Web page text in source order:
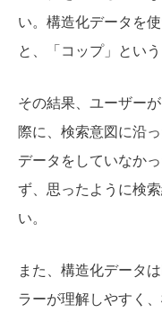
い。構造化データを
と、「コップ」とい
その結果、ユーザー
際に、検索意図に沿
データをしていなか
ず、思ったように検
い。
また、構造化データは
ラーが理解しやすく